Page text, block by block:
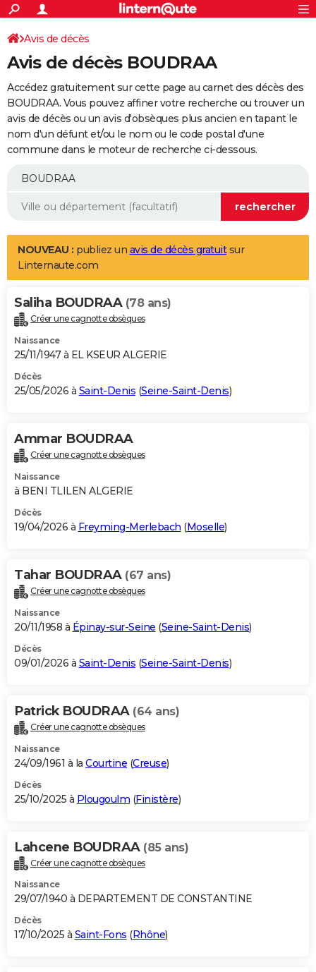
ACTUALITÉS
Politique
Société
Faits Divers
Education
Monde
Villes
+
SPORT
Coupe du monde 2026
Football
Tennis
Cyclisme
Rugby
Forum
Programme TV
TNT
Streaming
Cinéma
Sorties cinéma
Musique
+
FINANCE
Retraite
Epargne
Immobilier
Risques naturels par ville
Banque
Assurance
AUTO
Essais
Réserver un essai
Citadines
Berlines
SUV
Forum auto
+
Mobiles
Meilleur smartphone
Internet
Ordinateurs
Jeux vidéo
Guide high-tech
Aménagement intérieur
LIFESTYLE
Art de vivre
Bien-être
Loisirs
Mode
Modes de vie
Alimentation
Guide de la santé
Maladies
Médicaments
Sommeil
VOYAGE
Destinations
City break
Voyage nature
Voyage de noces
Forum
Climat
+PHOTO
GUIDES D'ACHAT
BONS PLANS
Carte de Noël
Carte Bonne année
Carte Saint-Valentin
Carte Pâques
Carte d'anniversaire
DICTIONNAIRE
Dictionnaire
Biographies
Citations
Expressions
Proverbes
PROGRAMME TV
S'inscrire
Se connecter
Lycées
Collèges
Primaires
Universités
Entreprises
Service militaire
Avis de recherche
AVIS DE DÉCÈS
Bricolage
Lifestyle
Culture
Sport
Auto
Television
Voyage
Cinema
Avis de décès
Avis de décès BOUDRAA
Accédez gratuitement sur cette page au carnet des décès des
BOUDRAA. Vous pouvez affiner votre recherche ou trouver un
avis de décès ou un avis d'obsèques plus ancien en tapant le
nom d'un défunt et/ou le nom ou le code postal d'une
commune dans le moteur de recherche ci-dessous.
NOUVEAU : publiez un avis de décès gratuitsur
Linternaute.com
Saliha BOUDRAA (78 ans)
Créer une cagnotte obsèques
Naissance
25/11/1947 à EL KSEUR ALGERIE
Décès
25/05/2026 à Saint-Denis (Seine-Saint-Denis)
Ammar BOUDRAA
Créer une cagnotte obsèques
Naissance
à BENI TLILEN ALGERIE
Décès
19/04/2026 à Freyming-Merlebach (Moselle)
Tahar BOUDRAA (67 ans)
Créer une cagnotte obsèques
Naissance
20/11/1958 à Épinay-sur-Seine (Seine-Saint-Denis)
Décès
09/01/2026 à Saint-Denis (Seine-Saint-Denis)
Patrick BOUDRAA (64 ans)
Créer une cagnotte obsèques
Naissance
24/09/1961 à la Courtine (Creuse)
Décès
25/10/2025 à Plougoulm (Finistère)
Lahcene BOUDRAA (85 ans)
Créer une cagnotte obsèques
Naissance
29/07/1940 à DEPARTEMENT DE CONSTANTINE
Décès
17/10/2025 à Saint-Fons (Rhône)